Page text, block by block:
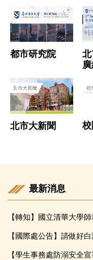
都市研究院
北市大新聞
最新消息
【轉知】國立清華大學師培中心辦理「清華
【國際處公告】請做好白海豚颱風防颱
【學生事務處防溺安全宣導】🏊